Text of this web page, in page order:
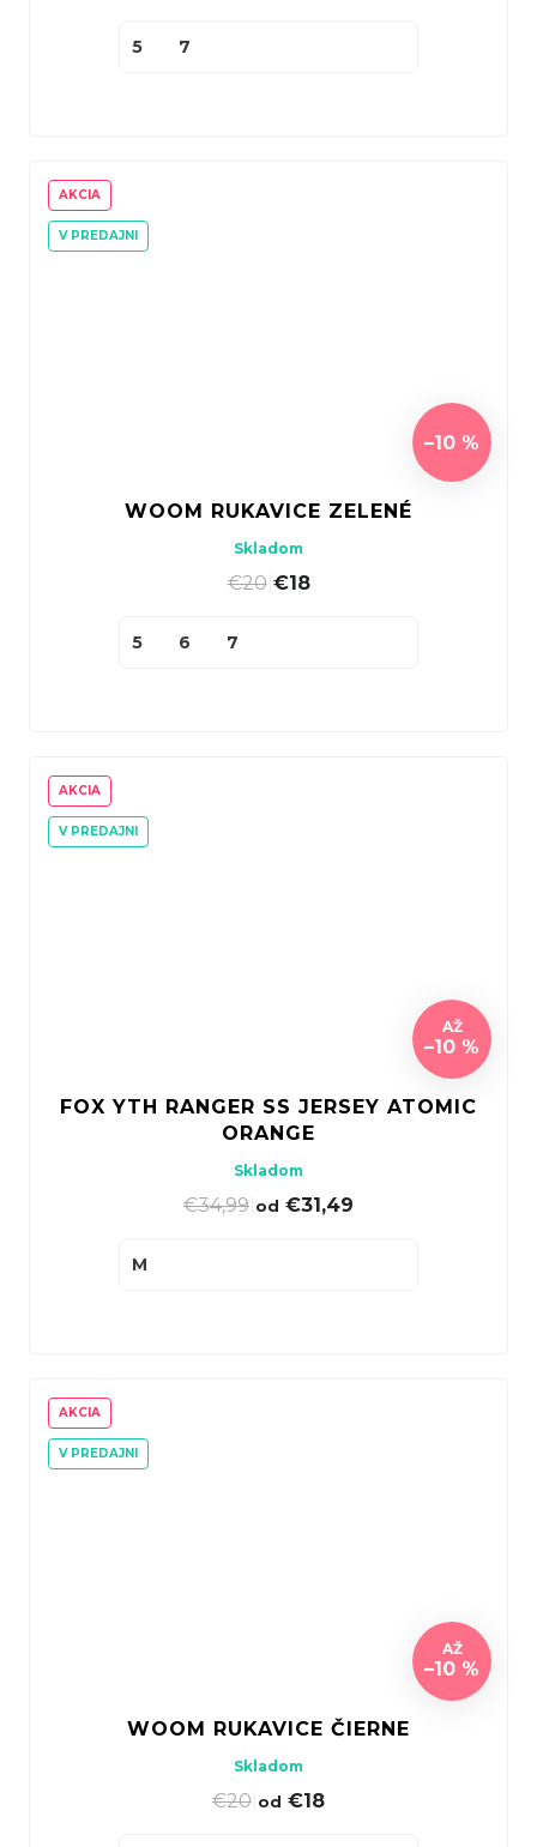
5 7
AKCIA
V PREDAJNI
–10 %
WOOM RUKAVICE ZELENÉ
Skladom
€20| €18
5 6 7
AKCIA
V PREDAJNI
AŽ
–10 %
FOX YTH RANGER SS JERSEY ATOMIC
ORANGE
Skladom
€34,99 od €31,49
M
AKCIA
V PREDAJNI
AŽ
–10 %
WOOM RUKAVICE ČIERNE
Skladom
€20 od €18